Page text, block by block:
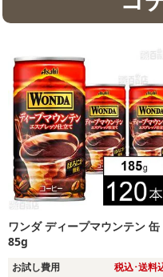
ワンダ ディープマウンテン 缶
85g
お試し費用 税込･送料